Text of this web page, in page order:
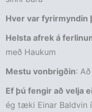
Hver var fyrirmyndin
Helsta afrek á
með Haukum
Mestu vonbrigðin:
Ef þú fengir að velja
ég tæki Einar Baldvin